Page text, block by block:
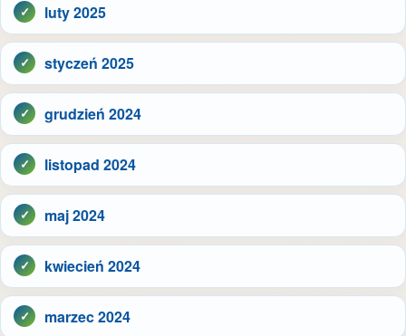
luty 2025
styczeń 2025
grudzień 2024
listopad 2024
maj 2024
kwiecień 2024
marzec 2024